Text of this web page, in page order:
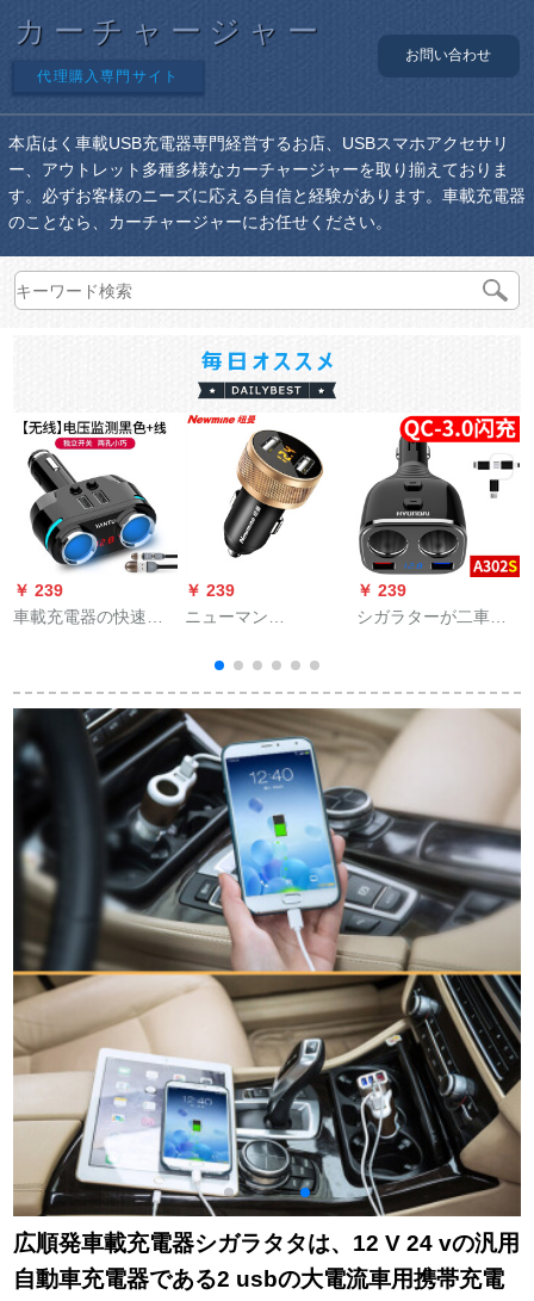
カーチャージャー
代理購入専門サイト
お問い合わせ
本店はく車載USB充電器専門経営するお店、USBスマホアクセサリ
ー、アウトレット多種多様なカーチャージャーを取り揃えておりま
す。必ずお客様のニーズに応える自信と経験があります。車載充電器
のことなら、カーチャージャーにお任せください。
￥ 239
車載充電器の快速充
ース知能MP 3型
UB【無線】2穴電圧
監視黒＋データ線
￥ 239
ニューマン
電器シガラターは2台
のUSB多機能車シガ
ラタプラグを引く
と、携帯のusbインタ
ーフェースは黒金色
に充電されます。
￥ 239
シガラターが二車載
充電が多機能プラグ
で多機能に変換さ
れ、自動車はA 320 S
魔力黒閃充を担当す
る。
広順発車載充電器シガラタタは、12 V 24 vの汎用
自動車充電器である2 usbの大電流車用携帯充電